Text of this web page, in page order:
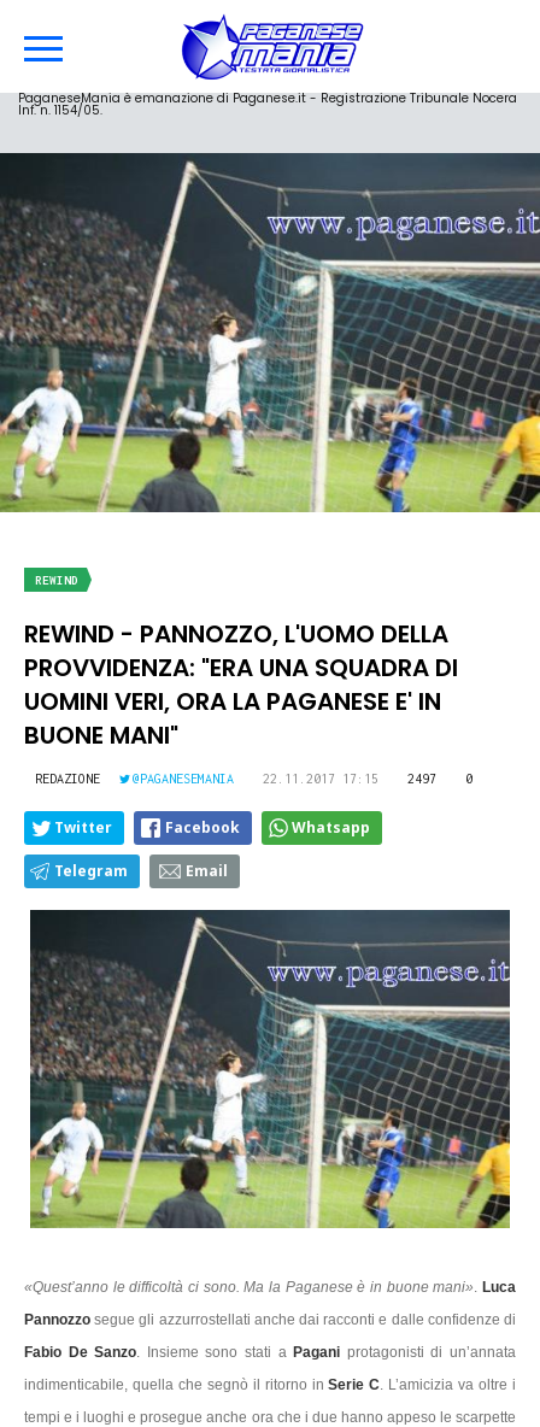
PaganeseMania è emanazione di Paganese.it - Registrazione Tribunale Nocera
Inf. n. 1154/05.
REWIND
REWIND - PANNOZZO, L'UOMO DELLA
PROVVIDENZA: "ERA UNA SQUADRA DI
UOMINI VERI, ORA LA PAGANESE E' IN
BUONE MANI"
REDAZIONE @PAGANESEMANIA 22.11.2017 17:15 2497 0
Twitter Facebook Whatsapp
Telegram Email
«Quest’anno le difficoltà ci sono. Ma la Paganese è in buone mani».Luca
Pannozzosegue gli azzurrostellati anche dai racconti e dalle confidenze di
Fabio De Sanzo. Insieme sono stati aPagani protagonisti di un’annata
indimenticabile, quella che segnò il ritorno inSerie C. L’amicizia va oltre i
tempi e i luoghi e prosegue anche ora che i due hanno appeso le scarpette